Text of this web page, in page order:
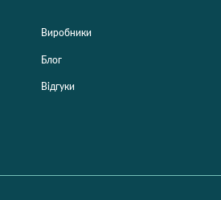
Виробники
Блог
Відгуки